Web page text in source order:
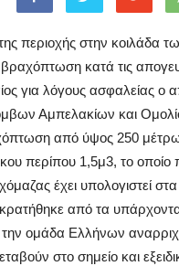
περιοχής στην κοιλάδα
κατά τις
για λόγους ασφαλείας
Αμπελακίων και
από ύψος 250
περίπου 1,5μ3, το
έχει υπολογιστεί
από τα
ομάδα Ελλήνων
στο σημείο και